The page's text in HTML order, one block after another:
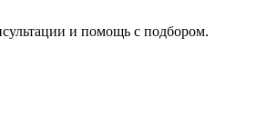
и помощь с подбором.